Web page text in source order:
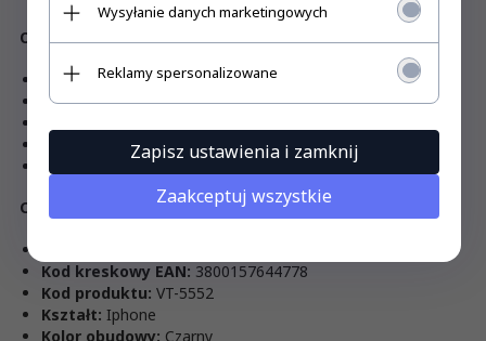
Opis produktu
Wysoka wytrzymałość
Obciążenie 2,4A
Dostepne w kolorach czarnym oraz białym
Wtyk Mfi Iphone
Cechy produktu
Kod kreskowy EAN: 3800157644778
Kod produktu: VT-5552
Kształt: Iphone
Kolor obudowy: Czarny
Wysyłanie danych marketingowych
Reklamy spersonalizowane
Zapisz ustawienia i zamknij
Zaakceptuj wszystkie